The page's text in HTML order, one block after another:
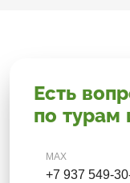
Есть
по турам
MAX
+7 937 549-